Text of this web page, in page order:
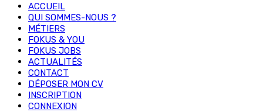
ACCUEIL
QUI SOMMES-NOUS ?
MÉTIERS
FOKUS & YOU
FOKUS JOBS
ACTUALITÉS
CONTACT
DÉPOSER MON CV
INSCRIPTION
CONNEXION